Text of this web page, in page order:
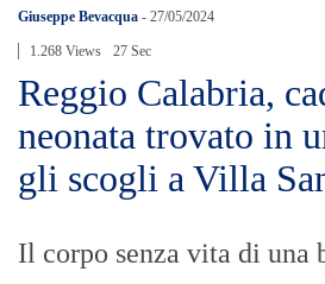
Giuseppe Bevacqua - 27/05/2024
1.268 Views 27 Sec
Reggio Calabria,
neonata trovato in
gli scogli a Villa
Il corpo senza vita di una